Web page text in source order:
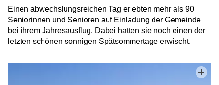
Bürgerservice
Baugebiet
Einen abwechslungsreichen Tag erlebten mehr als 90
Seniorinnen und Senioren auf Einladung der Gemeinde
bei ihrem Jahresausflug. Dabei hatten sie noch einen der
letzten schönen sonnigen Spätsommertage erwischt.